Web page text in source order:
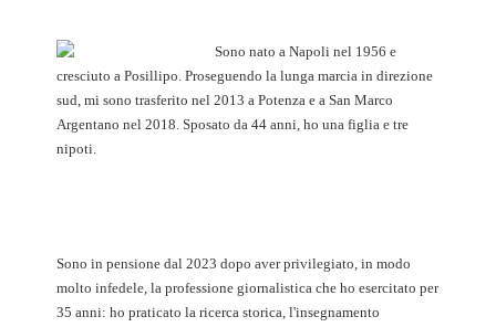
combatte
con
l’Armata
rossa
Sono nato a Napoli nel 1956 e
cresciuto a Posillipo. Proseguendo la lunga marcia in direzione
sud, mi sono trasferito nel 2013 a Potenza e a San Marco
Argentano nel 2018. Sposato da 44 anni, ho una figlia e tre
nipoti.
Sono in pensione dal 2023 dopo aver privilegiato, in modo
molto infedele, la professione giornalistica che ho esercitato per
35 anni: ho praticato la ricerca storica, l'insegnamento